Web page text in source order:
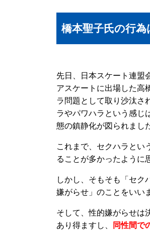
橋本聖子氏の行
先日、日本スケート連盟
アスケートに出場した高
ラ問題として取り沙汰さ
ラやパワハラという感じ
態の鎮静化が図られまし
これまで、セクハラとい
ることが多かったように
しかし、そもそも「セク
嫌がらせ」のことをいい
そして、性的嫌がらせは
あり得ますし、
同性間で